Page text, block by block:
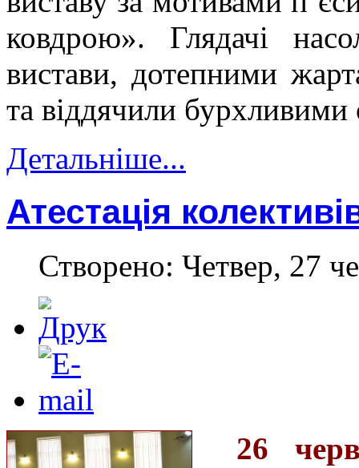
ковдрою». Глядачі
вистави, дотепними
та віддячили
Детальніше...
Атестація
Створено: Четвер, 27
26